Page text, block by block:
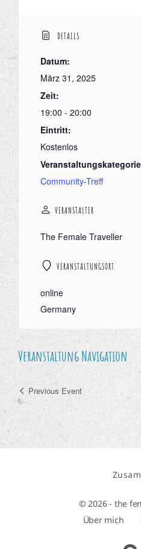
DETAILS
Datum:
März 31, 2025
Zeit:
19:00 - 20:00
Eintritt:
Kostenlos
Community-Treff
VERANSTALTUNGSORT
online
Germany
VERANSTALTER
The Female Traveller
Veranstaltung Navigation
Previous Event
© 2026 - the
Über mich